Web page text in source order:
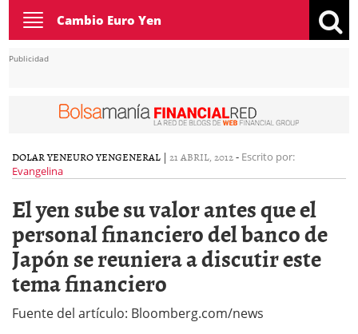
Toggle
navigation
Cambio Euro Yen
Publicidad
DOLAR YENEURO YENGENERAL | 21 ABRIL, 2012- Escrito por:
Evangelina
El yen sube su valor antes que el
personal financiero del banco de
Japón se reuniera a discutir este
tema financiero
Fuente del artículo: Bloomberg.com/news